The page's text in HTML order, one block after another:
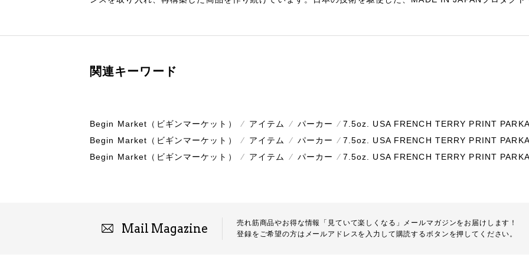
関連キーワード
Begin Market（ビギンマーケット） ⁄ アイテム ⁄ パーカー ⁄ 7.5oz. USA FRENCH TERRY PRINT
Begin Market（ビギンマーケット）
⁄ アイテム ⁄ パーカー ⁄ 7.5oz. USA FRENCH TERRY PRINT
Begin Market（ビギンマーケット）
⁄ アイテム ⁄ パーカー ⁄ 7.5oz. USA FRENCH TERRY PRINT
Mail Magazine
売れ筋商品やお得な情報「見ていて楽しくなる」メールマガジンをお届けします！
登録をご希望の方はメールアドレスを入力して購読するボタンを押してください。